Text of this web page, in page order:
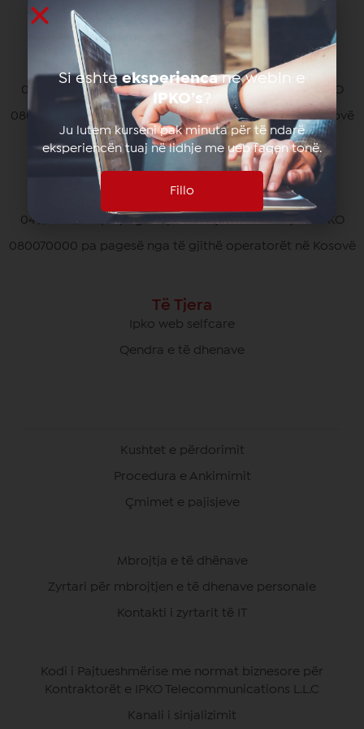
Kujdesi Ndaj Klientëve Privat
049/700 700 pa pagesë për thirrjet brenda rrjetit IPKO
080070070 pa pagesë nga të gjithë operatorët në Kosovë
*770# për thirrjet nga roaming
Kujdesi Ndaj Klientëve të Biznesit
049/700 900 pa pagesë për thirrjet brenda rrjetit IPKO
080070000 pa pagesë nga të gjithë operatorët në Kosovë
Të Tjera
Ipko web selfcare
Qendra e të dhenave
Kushtet e përdorimit
Procedura e Ankimimit
Çmimet e pajisjeve
Mbrojtja e të dhënave
Zyrtari për mbrojtjen e të dhenave personale
Kontakti i zyrtarit të IT
Kodi i Pajtueshmërise me normat biznesore për
Kontraktorët e IPKO Telecommunications L.L.C
Kanali i sinjalizimit
Si eshteeksperiencane webin e
IPKO’s?
Ju lutem kurseni pak minuta për të ndarë
eksperiencën tuaj në lidhje me ueb faqen tonë.
Fillo